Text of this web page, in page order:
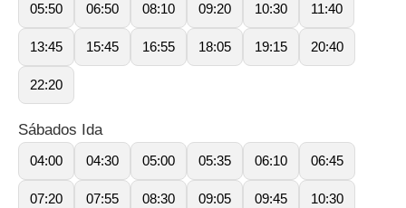
05:50 06:50 08:10 09:20 10:30 11:40
13:45 15:45 16:55 18:05 19:15 20:40
22:20
Sábados Ida
04:00 04:30 05:00 05:35 06:10 06:45
07:20 07:55 08:30 09:05 09:45 10:30